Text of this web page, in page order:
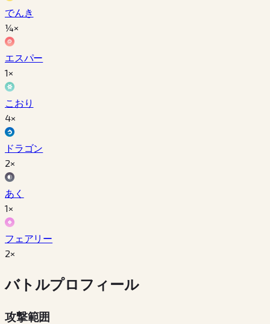
でんき
¼×
エスパー
1×
こおり
4×
ドラゴン
2×
あく
1×
フェアリー
2×
バトルプロフィール
攻撃範囲